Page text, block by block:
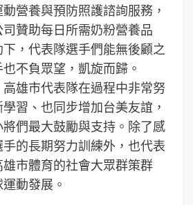
營養與預防照護諮詢服務，
贊助每日所需奶粉營養品
，代表隊選手們能無後顧之
不負眾望，凱旋而歸。
雄市代表隊在過程中非常努
習、也同步增加台美友誼，
們最大鼓勵與支持。除了感
的長期努力訓練外，也代表
市體育的社會大眾群策群
動發展。